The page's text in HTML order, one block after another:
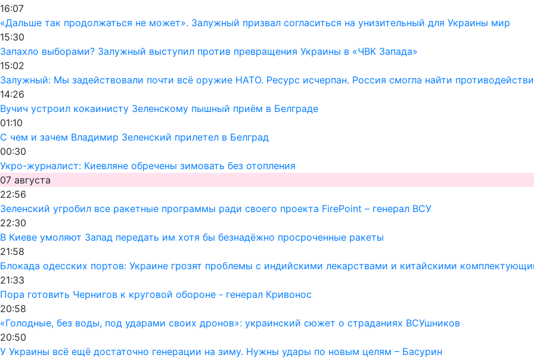
16:07
«Дальше так продолжаться не может». Залужный призвал согласиться на унизительный для Украины мир
15:30
Запахло выборами? Залужный выступил против превращения Украины в «ЧВК Запада»
15:02
Залужный: Мы задействовали почти всё оружие НАТО. Ресурс исчерпан. Россия смогла найти
14:26
Вучич устроил кокаинисту Зеленскому пышный приём в Белграде
01:10
С чем и зачем Владимир Зеленский прилетел в Белград
00:30
Укро-журналист: Киевляне обречены зимовать без отопления
07 августа
22:56
Зеленский угробил все ракетные программы ради своего проекта FirePoint – генерал ВСУ
22:30
В Киеве умоляют Запад передать им хотя бы безнадёжно просроченные ракеты
21:58
Блокада одесских портов: Украине грозят проблемы с индийскими лекарствами и китайскими
21:33
Пора готовить Чернигов к круговой обороне - генерал Кривонос
20:58
«Голодные, без воды, под ударами своих дронов»: украинский сюжет о страданиях ВСУшников
20:50
У Украины всё ещё достаточно генерации на зиму. Нужны удары по новым целям – Басурин